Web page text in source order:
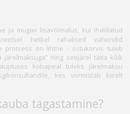
ja mugav lisavõimalus, kui ihaldatud
hetkel rahalised vahendid
protsess on lihtne - ostukorvis tuleb
järelmaksuga” ning seejärel täita kõik
kohapeal tuleks järelmaksu
kes vormistab kiirelt
tagastamine?